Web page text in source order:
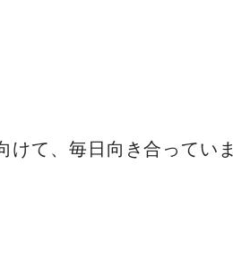
けて、毎日向き合っていま